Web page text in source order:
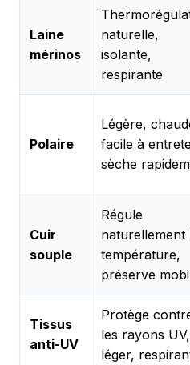
Laine
mérinos
naturelle,
isolante,
respirante
Polaire
Légère,
facile à
sèche
Cuir
souple
Régule
naturellement
température,
préserve
Tissus
anti-UV
Protège
les rayons UV,
léger,